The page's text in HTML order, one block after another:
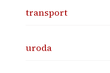
transport
uroda